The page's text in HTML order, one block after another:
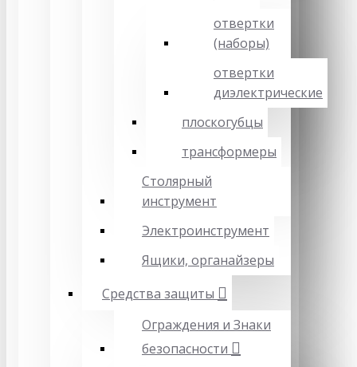
отвертки
(наборы)
отвертки
диэлектрические
плоскогубцы
трансформеры
Столярный
инструмент
Электроинструмент
Ящики, органайзеры
Средства защиты
Ограждения и Знаки
безопасности